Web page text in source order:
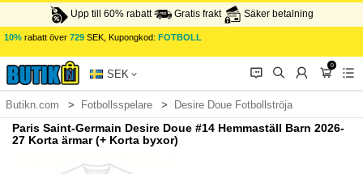
Upp till 60% rabatt Gratis frakt Säker betalning
10% rabatt över 729 SEK, Kupongkod: FOTBOLL
SEK 󰂱 󰂨 󰃳
0
󰃦 󰃖
Butikn.com Fotbollsspelare Desire Doue Fotbollströja
Paris Saint-Germain Desire Doue #14 Hemmaställ Barn 2026-
27 Korta ärmar (+ Korta byxor)